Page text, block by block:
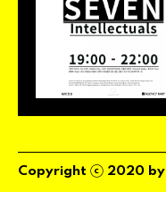
Copyright ⓒ 2020 by